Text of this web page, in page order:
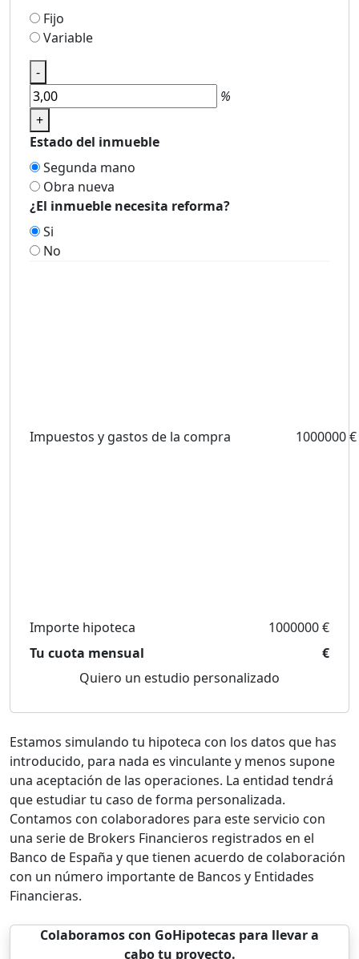
Fijo
Variable
-
%
+
Estado del inmueble
Segunda mano
Obra nueva
¿El inmueble necesita reforma?
Si
No
Impuestos y gastos de la compra 1000000 €
Importe hipoteca
1000000 €
Tu cuota mensual
€
Quiero un estudio personalizado
Estamos simulando tu hipoteca con los datos que has
introducido, para nada es vinculante y menos supone
una aceptación de las operaciones. La entidad tendrá
que estudiar tu caso de forma personalizada.
Contamos con colaboradores para este servicio con
una serie de Brokers Financieros registrados en el
Banco de España y que tienen acuerdo de colaboración
con un número importante de Bancos y Entidades
Financieras.
Colaboramos con GoHipotecas para llevar a
cabo tu proyecto.